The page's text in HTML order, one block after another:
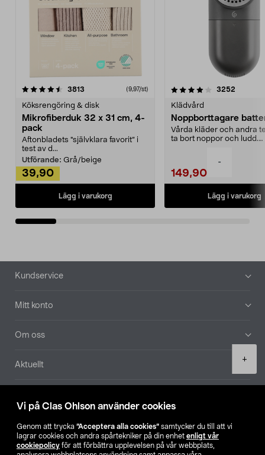
Vi på Clas Ohlson använder cookies
Genom att trycka ”Acceptera alla cookies” samtycker du till att vi
lagrar cookies och andra spårtekniker på din enhet enligt vår
cookiepolicy för att förbättra upplevelsen på vår webbplats,
-
+
3813 (9,97/st)
Köksrengöring & disk
Mikrofiberduk 32 x 31 cm, 4-
pack
Aftonbladets "självklara favorit” i
test av d...
Utförande: Grå/beige
39,90
Lägg i varukorg
4.0av 5 stjärnor 3252
Klädvård
Noppborttagare
Vårda kläder och andra
ta bort noppor och ludd.
149,90
Lägg i varukorg
4.5av 5 stjärnor
Sidfot
Kundservice
Mitt konto
Om oss
Aktuellt
Hitta butik
SE NO FI